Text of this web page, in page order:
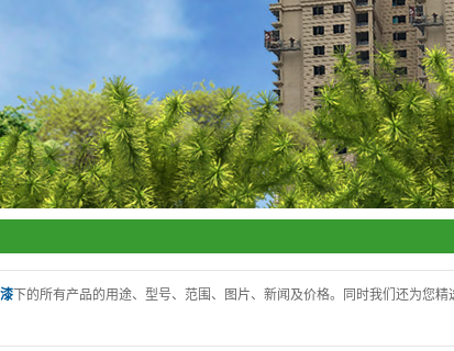
下的所有产品的用途、型号、范围、图片、新闻及价格。同时我们还为您精